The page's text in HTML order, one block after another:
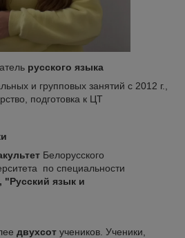
русского языка
и групповых занятий с 2012 г.,
подготовка к ЦТ
Белорусского
по специальности
"Русский язык и
двухсот учеников. Ученики,